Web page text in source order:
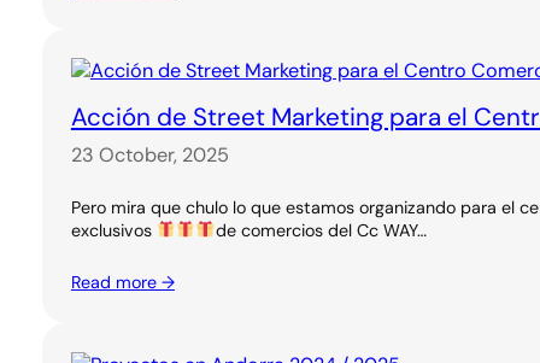
Acción de Street Marketing para el
23 October, 2025
Pero mira que chulo lo que estamos organizando para el
exclusivos
de comercios del Cc WAY…
Read more →